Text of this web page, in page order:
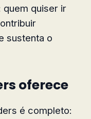
quem quiser ir
sustenta o
oferece
é completo: